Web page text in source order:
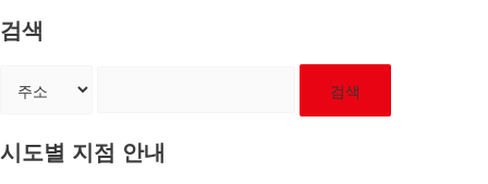
검색
검색
시도별 지점 안내